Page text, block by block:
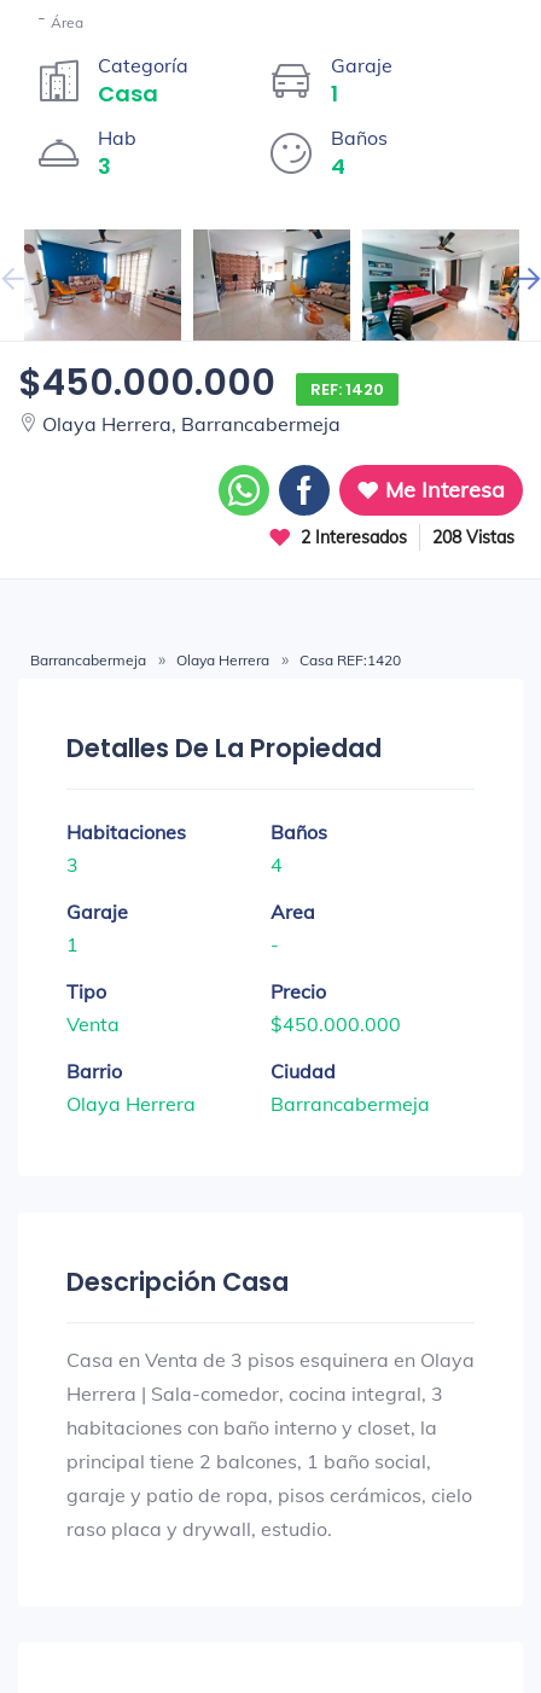
- Área
Categoría
Casa
Garaje
1
Hab
3
Baños
4
$450.000.000 REF: 1420
Olaya Herrera, Barrancabermeja
Me Interesa
2 Interesados 208 Vistas
Barrancabermeja Olaya Herrera Casa REF:1420
Detalles De La Propiedad
Habitaciones
3
Baños
4
Garaje
1
Area
-
Tipo
Venta
Precio
$450.000.000
Barrio
Olaya Herrera
Ciudad
Barrancabermeja
Descripción Casa
Casa en Venta de 3 pisos esquinera en Olaya
Herrera | Sala-comedor, cocina integral, 3
habitaciones con baño interno y closet, la
principal tiene 2 balcones, 1 baño social,
garaje y patio de ropa, pisos cerámicos, cielo
raso placa y drywall, estudio.